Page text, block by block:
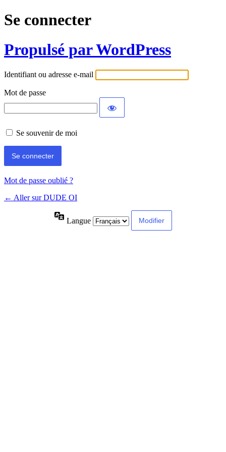
Se connecter
Propulsé par WordPress
Identifiant ou adresse e-mail
Mot de passe
Se souvenir de moi
Mot de passe oublié ?
← Aller sur DUDE OI
Langue